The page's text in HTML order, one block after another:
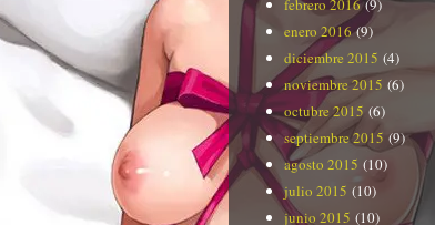
febrero 2016(9)
enero 2016(9)
diciembre 2015 (4)
noviembre 2015 (6)
octubre 2015 (6)
septiembre 2015 (9)
agosto 2015 (10)
julio 2015 (10)
junio 2015 (10)